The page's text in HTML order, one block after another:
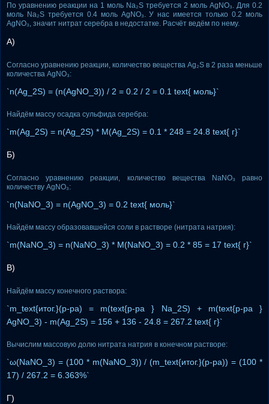
По уравнению реакции на 1 моль Na₂S требуется 2 моль AgNO₃. Для 0.2
моль Na₂S требуется 0.4 моль AgNO₃. У нас имеется только 0.2 моль
AgNO₃, значит нитрат серебра в недостатке. Расчёт ведём по нему.
А)
Согласно уравнению реакции, количество вещества Ag₂S в 2 раза меньше
количества AgNO₃:
`n(Ag_2S) = (n(AgNO_3)) / 2 = 0.2 / 2 = 0.1 text{ моль}`
Найдём массу осадка сульфида серебра:
`m(Ag_2S) = n(Ag_2S) * M(Ag_2S) = 0.1 * 248 = 24.8 text{ г}`
Б)
Согласно уравнению реакции, количество вещества NaNO₃ равно
количеству AgNO₃:
`n(NaNO_3) = n(AgNO_3) = 0.2 text{ моль}`
Найдём массу образовавшейся соли в растворе (нитрата натрия):
`m(NaNO_3) = n(NaNO_3) * M(NaNO_3) = 0.2 * 85 = 17 text{ г}`
В)
Найдём массу конечного раствора:
`m_text{итог.}(р-ра) = m(text{р-ра } Na_2S) + m(text{р-ра }
AgNO_3) - m(Ag_2S) = 156 + 136 - 24.8 = 267.2 text{ г}`
Вычислим массовую долю нитрата натрия в конечном растворе:
`ω(NaNO_3) = (100 * m(NaNO_3)) / (m_text{итог.}(р-ра)) = (100 *
17) / 267.2 = 6.363%`
Г)